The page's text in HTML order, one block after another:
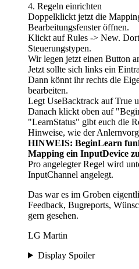
4. Regeln einrichten
Doppelklickt jetzt die
Bearbeitungsfenster öffnen.
Klickt auf Rules -> New.
Steuerungstypen.
Wir legen jetzt einen Button
Jetzt sollte sich links ein
Dann könnt ihr rechts die
bearbeiten.
Legt UseBacktrack auf True
Danach klickt oben auf
"LearnStatus" gibt euch die
Hinweise, wie der
HINWEIS: BeginLearn
Mapping ein InputDevice
Pro angelegter Regel wird
InputChannel angelegt.
Das war es im Groben
Feedback, Bugreports,
gern gesehen.
LG Martin
Display Spoiler